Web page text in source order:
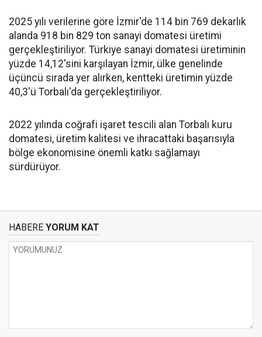
2025 yılı verilerine göre İzmir'de 114 bin 769 dekarlık
alanda 918 bin 829 ton sanayi domatesi üretimi
gerçekleştiriliyor. Türkiye sanayi domatesi üretiminin
yüzde 14,12'sini karşılayan İzmir, ülke genelinde
üçüncü sırada yer alırken, kentteki üretimin yüzde
40,3'ü Torbalı'da gerçekleştiriliyor.
2022 yılında coğrafi işaret tescili alan Torbalı kuru
domatesi, üretim kalitesi ve ihracattaki başarısıyla
bölge ekonomisine önemli katkı sağlamayı
sürdürüyor.
HABERE YORUM KAT